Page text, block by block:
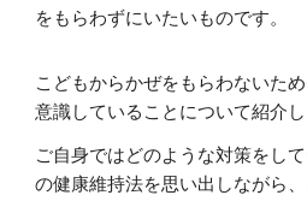
をもらわずにいたいものです。
こどもからかぜをもらわないた
意識していることについて紹介し
ご自身ではどのような対策をし
の健康維持法を思い出しながら